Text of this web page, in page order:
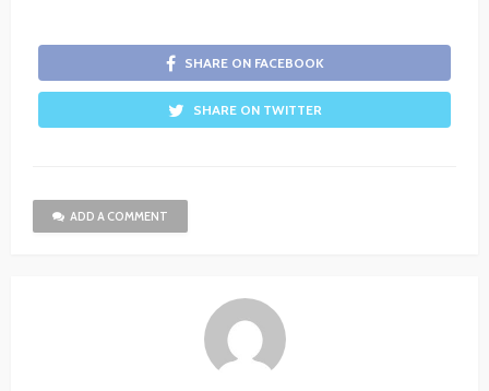
SHARE ON FACEBOOK
SHARE ON TWITTER
ADD A COMMENT